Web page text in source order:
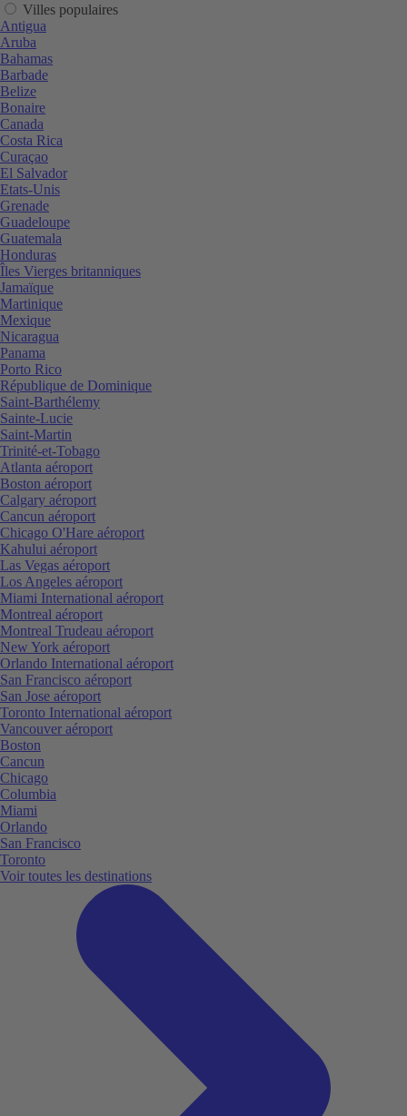
Villes populaires
Antigua
Aruba
Bahamas
Barbade
Belize
Bonaire
Canada
Costa Rica
Curaçao
El Salvador
Etats-Unis
Grenade
Guadeloupe
Guatemala
Honduras
Îles Vierges britanniques
Jamaïque
Martinique
Mexique
Nicaragua
Panama
Porto Rico
République de Dominique
Saint-Barthélemy
Sainte-Lucie
Saint-Martin
Trinité-et-Tobago
Atlanta aéroport
Boston aéroport
Calgary aéroport
Cancun aéroport
Chicago O'Hare aéroport
Kahului aéroport
Las Vegas aéroport
Los Angeles aéroport
Miami International aéroport
Montreal aéroport
Montreal Trudeau aéroport
New York aéroport
Orlando International aéroport
San Francisco aéroport
San Jose aéroport
Toronto International aéroport
Vancouver aéroport
Boston
Cancun
Chicago
Columbia
Miami
Orlando
San Francisco
Toronto
Voir toutes les destinations